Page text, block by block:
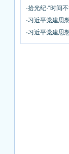
·拾光纪·“时间
·习近平党建思
·习近平党建思